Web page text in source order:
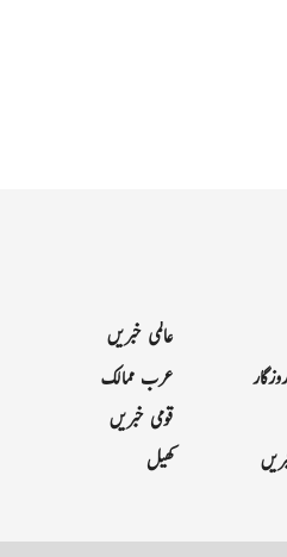
عالمی خبریں
عرب ممالک
قومی خبریں
کھیل